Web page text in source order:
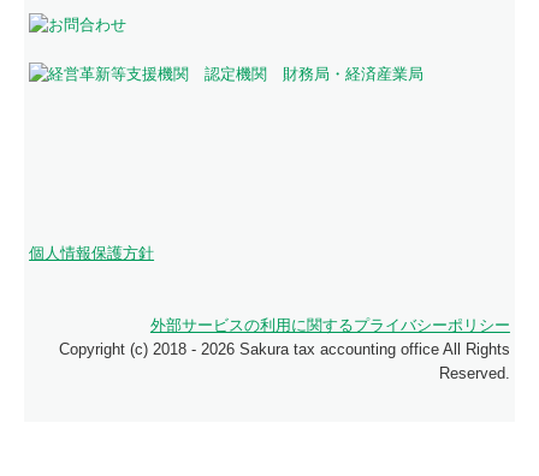
個人情報保護方針
外部サービスの利用に関するプライバシーポリシー
Copyright (c) 2018 - 2026 Sakura tax accounting office All Rights
Reserved.